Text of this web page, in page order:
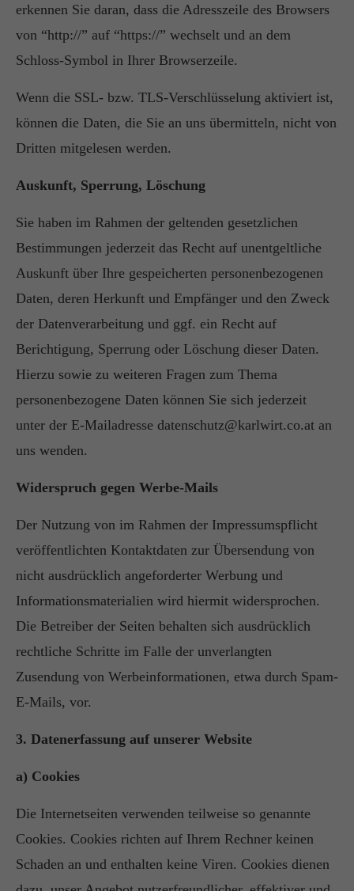
erkennen Sie daran, dass die Adresszeile des Browsers
von “http://” auf “https://” wechselt und an dem
Schloss-Symbol in Ihrer Browserzeile.
Wenn die SSL- bzw. TLS-Verschlüsselung aktiviert ist,
können die Daten, die Sie an uns übermitteln, nicht von
Dritten mitgelesen werden.
Auskunft, Sperrung, Löschung
Sie haben im Rahmen der geltenden gesetzlichen
Bestimmungen jederzeit das Recht auf unentgeltliche
Auskunft über Ihre gespeicherten personenbezogenen
Daten, deren Herkunft und Empfänger und den Zweck
der Datenverarbeitung und ggf. ein Recht auf
Berichtigung, Sperrung oder Löschung dieser Daten.
Hierzu sowie zu weiteren Fragen zum Thema
personenbezogene Daten können Sie sich jederzeit
unter der E-Mailadresse datenschutz@karlwirt.co.at an
uns wenden.
Widerspruch gegen Werbe-Mails
Der Nutzung von im Rahmen der Impressumspflicht
veröffentlichten Kontaktdaten zur Übersendung von
nicht ausdrücklich angeforderter Werbung und
Informationsmaterialien wird hiermit widersprochen.
Die Betreiber der Seiten behalten sich ausdrücklich
rechtliche Schritte im Falle der unverlangten
Zusendung von Werbeinformationen, etwa durch Spam-
E-Mails, vor.
3. Datenerfassung auf unserer Website
a) Cookies
Die Internetseiten verwenden teilweise so genannte
Cookies. Cookies richten auf Ihrem Rechner keinen
Schaden an und enthalten keine Viren. Cookies dienen